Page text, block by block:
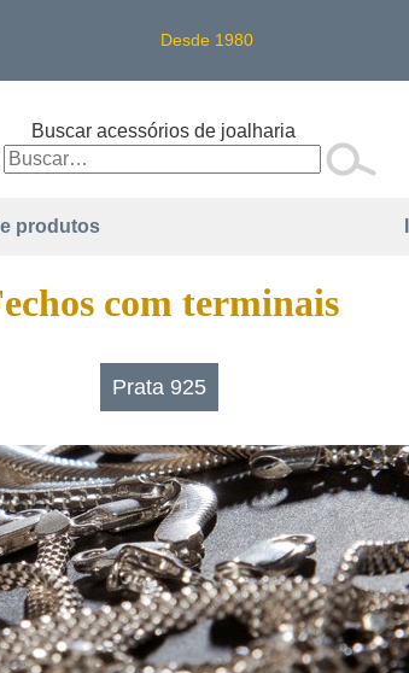
Desde 1980
Buscar acessórios de joalharia
produtos
com terminais
Prata 925